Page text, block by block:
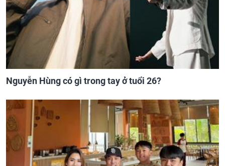
Nguyễn Hùng có gì trong tay ở tuổi 26?